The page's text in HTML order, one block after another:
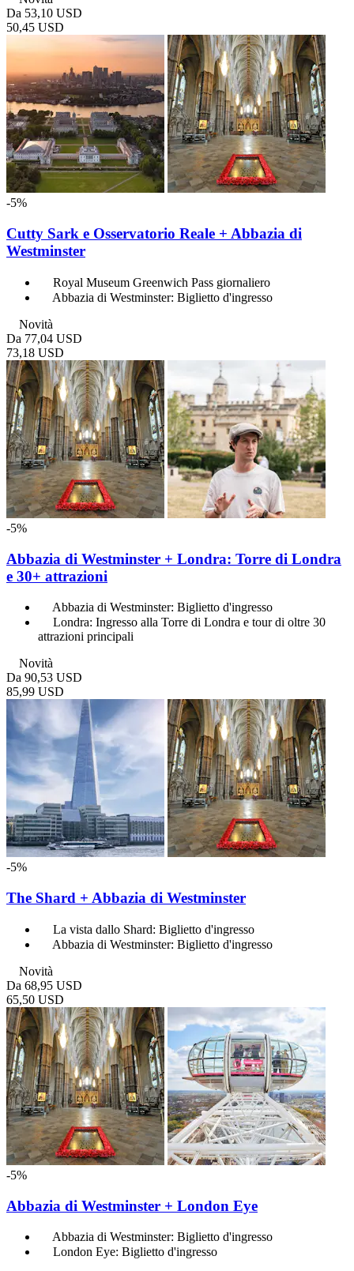
Da 53,10 USD
50,45 USD
-5%
Cutty Sark e Osservatorio Reale + Abbazia di
Westminster
Royal Museum Greenwich Pass giornaliero
Abbazia di Westminster: Biglietto d'ingresso
Novità
Da 77,04 USD
73,18 USD
-5%
Abbazia di Westminster + Londra: Torre di Londra
e 30+ attrazioni
Abbazia di Westminster: Biglietto d'ingresso
Londra: Ingresso alla Torre di Londra e tour di oltre 30
attrazioni principali
Novità
Da 90,53 USD
85,99 USD
-5%
The Shard + Abbazia di Westminster
La vista dallo Shard: Biglietto d'ingresso
Abbazia di Westminster: Biglietto d'ingresso
Novità
Da 68,95 USD
65,50 USD
-5%
Abbazia di Westminster + London Eye
Abbazia di Westminster: Biglietto d'ingresso
London Eye: Biglietto d'ingresso